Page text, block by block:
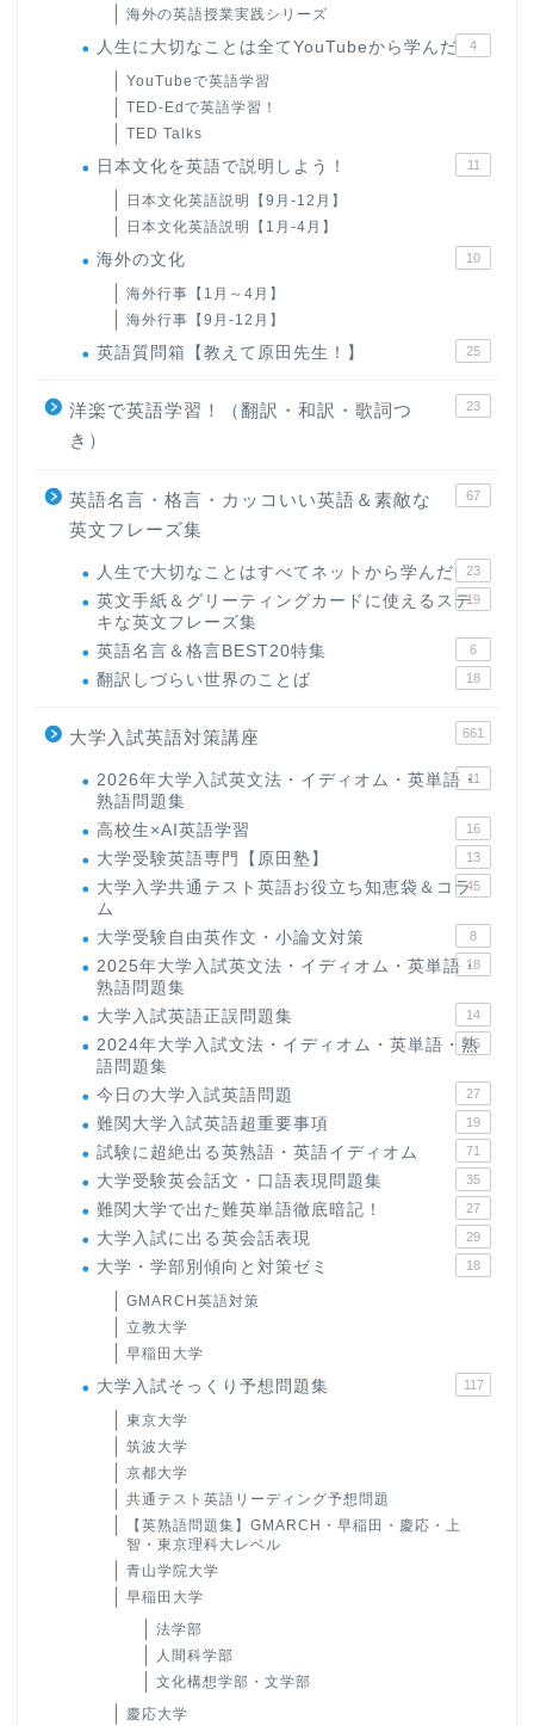
海外の英語授業実践シリーズ
人生に大切なことは全てYouTubeから学んだ 4
YouTubeで英語学習
TED-Edで英語学習！
TED Talks
日本文化を英語で説明しよう！ 11
日本文化英語説明【9月-12月】
日本文化英語説明【1月-4月】
海外の文化 10
海外行事【1月～4月】
海外行事【9月-12月】
英語質問箱【教えて原田先生！】 25
洋楽で英語学習！（翻訳・和訳・歌詞つ
き）
23
英語名言・格言・カッコいい英語＆素敵な
英文フレーズ集
67
人生で大切なことはすべてネットから学んだ 23
英文手紙＆グリーティングカードに使えるステ
キな英文フレーズ集
19
英語名言＆格言BEST20特集 6
翻訳しづらい世界のことば 18
大学入試英語対策講座 661
2026年大学入試英文法・イディオム・英単語・
熟語問題集
11
高校生×AI英語学習 16
大学受験英語専門【原田塾】 13
大学入学共通テスト英語お役立ち知恵袋＆コラ
ム
45
大学受験自由英作文・小論文対策 8
2025年大学入試英文法・イディオム・英単語・
熟語問題集
18
大学入試英語正誤問題集 14
2024年大学入試文法・イディオム・英単語・熟
語問題集
15
今日の大学入試英語問題 27
難関大学入試英語超重要事項 19
試験に超絶出る英熟語・英語イディオム 71
大学受験英会話文・口語表現問題集 35
難関大学で出た難英単語徹底暗記！ 27
大学入試に出る英会話表現 29
大学・学部別傾向と対策ゼミ 18
GMARCH英語対策
立教大学
早稲田大学
大学入試そっくり予想問題集 117
東京大学
筑波大学
京都大学
共通テスト英語リーディング予想問題
【英熟語問題集】GMARCH・早稲田・慶応・上
智・東京理科大レベル
青山学院大学
早稲田大学
法学部
人間科学部
文化構想学部・文学部
慶応大学